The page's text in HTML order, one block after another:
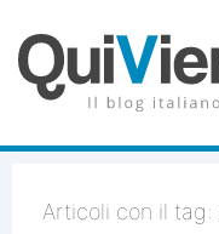
Articoli con il tag: